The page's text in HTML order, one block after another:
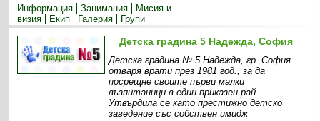
Информация
Занимания
Мисия и
визия
Екип Галерия Групи
Детска градина 5 Надежда, София
Детска градина № 5 Надежда, гр. София
отваря врати през 1981 год., за да
посрещне своите първи малки
възпитаници в един приказен рай.
Утвърдила се като престижно детско
заведение със собствен имидж